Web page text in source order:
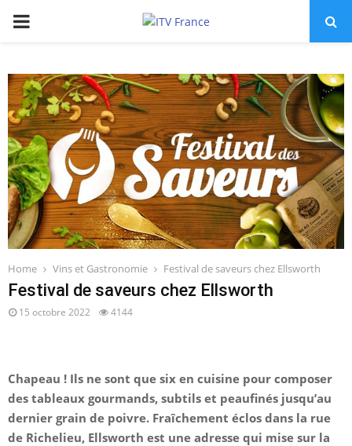
PRIMARY
Home Vins et Gastronomie Festival de saveurs chez Ellsworth
Festival de saveurs chez Ellsworth
15 octobre 2022 4144
Chapeau ! Ils ne sont que six en cuisine pour composer
des tableaux gourmands, subtils et peaufinés jusqu’au
dernier grain de poivre. Fraîchement éclos dans la rue
de Richelieu, Ellsworth est une adresse qui mise sur la